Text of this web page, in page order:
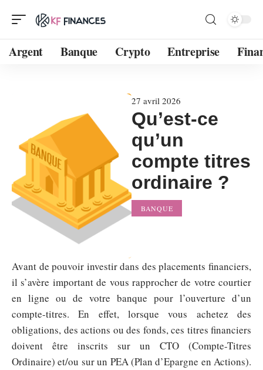
Argent Banque Crypto Entreprise
27 avril 2026
Qu’est-ce
qu’un
compte titres
ordinaire ?
BANQUE
Avant de pouvoir investir dans des placements financiers,
il s’avère important de vous rapprocher de votre courtier
en ligne ou de votre banque pour l’ouverture d’un
compte-titres. En effet, lorsque vous achetez des
obligations, des actions ou des fonds, ces titres financiers
doivent être inscrits sur un CTO (Compte-Titres
Ordinaire) et/ou sur un PEA (Plan d’Epargne en Actions).